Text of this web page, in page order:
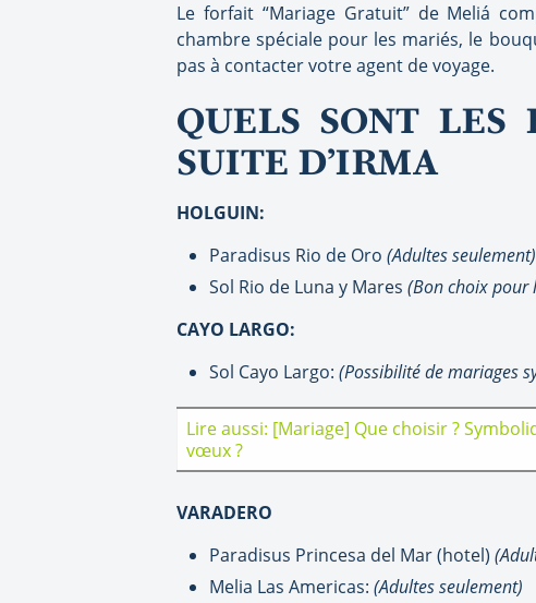
Le forfait “Mariage Gratuit” de Meliá
chambre spéciale pour les mariés, le
pas à contacter votre agent de voyage.
QUELS SONT LES
SUITE D’IRMA
HOLGUIN:
Paradisus Rio de Oro (Adultes seulement)
Sol Rio de Luna y Mares (Bon choix pour
CAYO LARGO:
Sol Cayo Largo: (Possibilité de mariages
Lire aussi: [Mariage] Que choisir ?
vœux ?
VARADERO
Paradisus Princesa del Mar (hotel)
Melia Las Americas: (Adultes seulement)